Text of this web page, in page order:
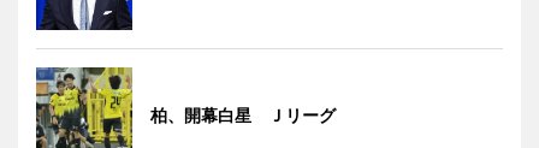
柏、開幕白星 Ｊリーグ